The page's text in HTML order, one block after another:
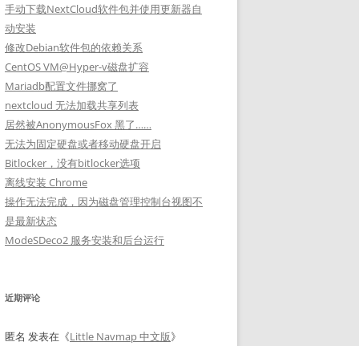
手动下载NextCloud软件包并使用更新器自
动安装
修改Debian软件包的依赖关系
CentOS VM@Hyper-v磁盘扩容
Mariadb配置文件挪窝了
nextcloud 无法加载共享列表
居然被AnonymousFox 黑了……
无法为固定硬盘或者移动硬盘开启
Bitlocker，没有bitlocker选项
离线安装 Chrome
操作无法完成，因为磁盘管理控制台视图不
是最新状态
ModeSDeco2 服务安装和后台运行
近期评论
匿名 发表在《Little Navmap 中文版》